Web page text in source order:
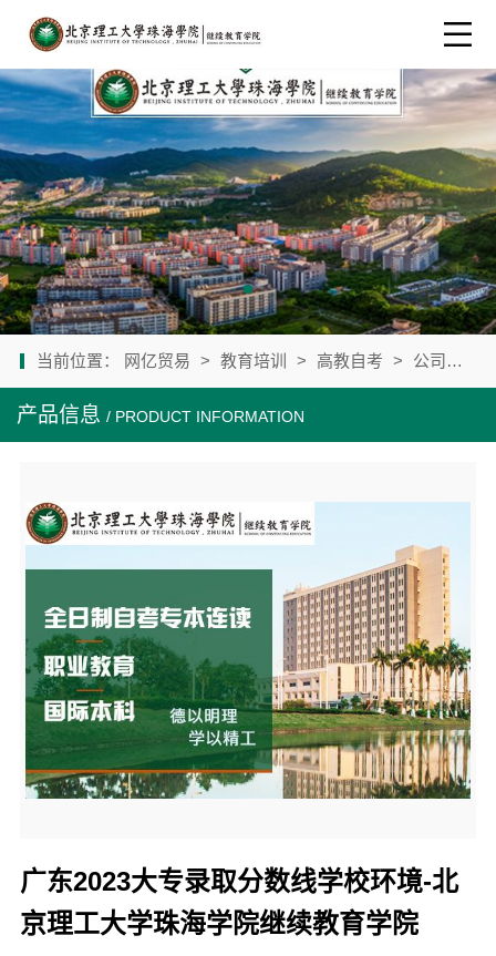
当前位置： 网亿贸易 > 教育培训 > 高教自考 > 公司产品
产品信息 / PRODUCT INFORMATION
广东2023大专录取分数线学校环境-北
京理工大学珠海学院继续教育学院